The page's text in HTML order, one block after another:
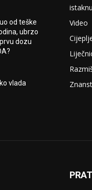
od teške
ubrzo
dozu
vlada
Video